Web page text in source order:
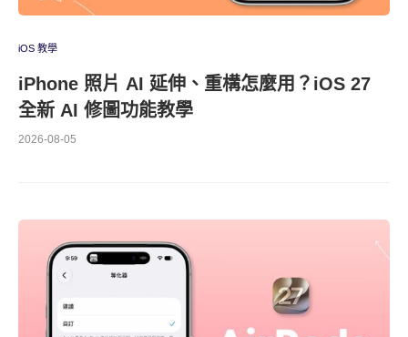
iOS 教學
iPhone 照片 AI 延伸、重構怎麼用？iOS 27
全新 AI 修圖功能教學
2026-08-05